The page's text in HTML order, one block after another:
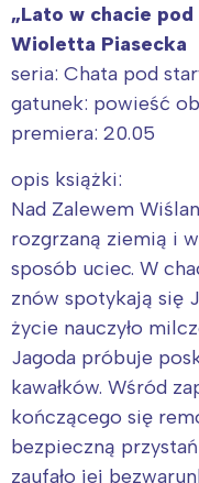
„Lato w chacie
Wioletta Piasecka
seria: Chata pod
gatunek: powieść
premiera: 20.05
opis książki:
Nad Zalewem
rozgrzaną ziemią i
sposób uciec. W
znów spotykają się
życie nauczyło
Jagoda próbuje
kawałków. Wśród
kończącego się
bezpieczną
zaufało jej